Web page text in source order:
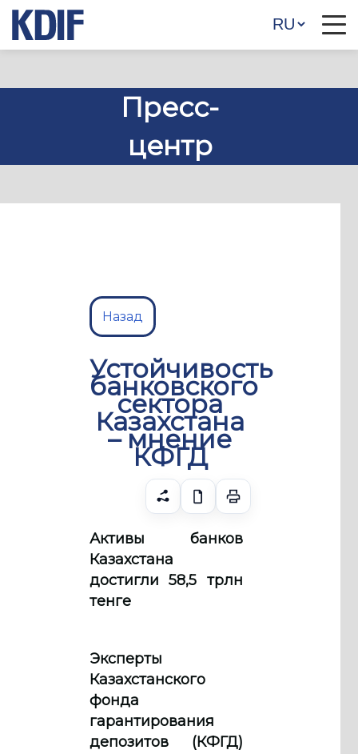
Пресс-
центр
Назад
Устойчивость
банковского
сектора
Казахстана
– мнение
КФГД
Активы банков
Казахстана
достигли 58,5 трлн
тенге
Эксперты
Казахстанского
фонда
гарантирования
депозитов (КФГД)